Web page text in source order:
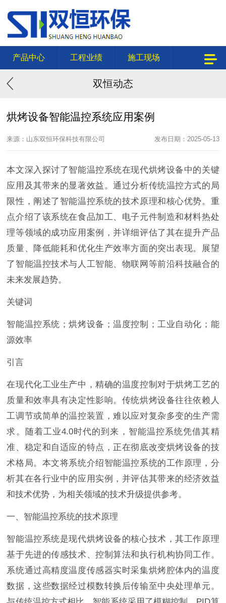
产品中心 工程业绩 施工现场
双恒动态
烘烤设备智能温控系统应用案例
来源：山东双恒环保科技有限公司 发布日期：2025-05-13
本文深入探讨了智能温控系统在现代烘烤设备中的关键
应用及其带来的显著效益。通过分析传统温控方式的局
限性，阐述了智能温控系统的技术原理和核心优势。重
点介绍了该系统在食品加工、电子元件制造和材料热处
理等领域的成功应用案例，并详细评估了其在提升产品
质量、降低能耗和优化生产效率方面的突出表现。展望
了智能温控技术与人工智能、物联网等前沿科技融合的
未来发展趋势。
关键词
智能温控系统；烘烤设备；温度控制；工业自动化；能
源效率
引言
在现代化工业生产中，精确的温度控制对于烘烤工艺的
质量和效率具有决定性影响。传统烘烤设备往往依赖人
工调节或简单的温控装置，难以应对复杂多变的生产需
求。随着工业4.0时代的到来，智能温控系统凭借其精
准、稳定和自适应的特点，正在彻底改变烘烤设备的技
术格局。本文将系统介绍智能温控系统的工作原理，分
析其在各行业中的应用实例，并评估其带来的经济效益
和技术优势，为相关领域的技术升级提供参考。
一、智能温控系统的技术原理
智能温控系统是现代烘烤设备的核心技术，其工作原理
基于先进的传感技术、控制算法和执行机构协同工作。
系统通过高精度温度传感器实时采集烘烤腔体内的温度
数据，这些数据经过模数转换后传输至中央处理单元。